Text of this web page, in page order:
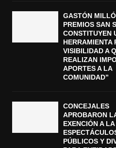
GASTÓN
PREMIOS SAN
CONSTITUYEN
HERRAMIENTA
VISIBILIDAD A
REALIZAN
APORTES A LA
COMUNIDAD”
CONCEJALES
APROBARON
EXENCIÓN A
PÚBLICOS Y